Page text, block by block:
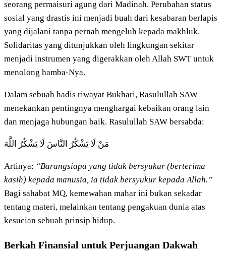
seorang permaisuri agung dari Madinah. Perubahan status
sosial yang drastis ini menjadi buah dari kesabaran berlapis
yang dijalani tanpa pernah mengeluh kepada makhluk.
Solidaritas yang ditunjukkan oleh lingkungan sekitar
menjadi instrumen yang digerakkan oleh Allah SWT untuk
menolong hamba-Nya.
Dalam sebuah hadis riwayat Bukhari, Rasulullah SAW
menekankan pentingnya menghargai kebaikan orang lain
dan menjaga hubungan baik. Rasulullah SAW bersabda:
مَنْ لَا يَشْكُرُ النَّاسَ لَا يَشْكُرُ اللَّهَ
Artinya: “Barangsiapa yang tidak bersyukur (berterima
kasih) kepada manusia, ia tidak bersyukur kepada Allah.”
Bagi sahabat MQ, kemewahan mahar ini bukan sekadar
tentang materi, melainkan tentang pengakuan dunia atas
kesucian sebuah prinsip hidup.
Berkah Finansial untuk Perjuangan Dakwah